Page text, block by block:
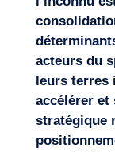
acteurs du
leurs terres
accélérer
stratégique